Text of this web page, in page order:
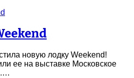
новую лодку Weekend!
ее на выставке Московское